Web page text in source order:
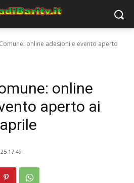
online adesioni e evento aperto
online
aperto ai
17:49